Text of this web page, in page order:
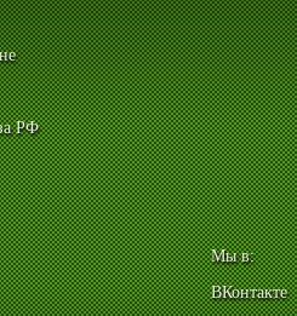
РФ
Мы в:
ВКонтакте